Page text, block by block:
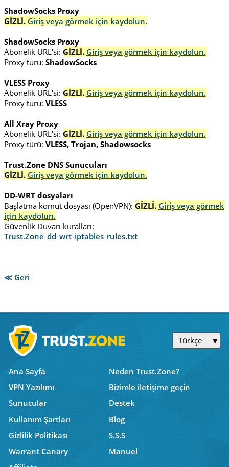
ShadowSocks Proxy
GİZLİ. Giriş veya görmek için kaydolun.
ShadowSocks Proxy
Abonelik URL'si: GİZLİ. Giriş veya görmek için kaydolun.
Proxy türü: ShadowSocks
VLESS Proxy
Abonelik URL'si: GİZLİ. Giriş veya görmek için kaydolun.
Proxy türü: VLESS
All Xray Proxy
Abonelik URL'si: GİZLİ. Giriş veya görmek için kaydolun.
Proxy türü: VLESS, Trojan, Shadowsocks
Trust.Zone DNS Sunucuları
GİZLİ. Giriş veya görmek için kaydolun.
DD-WRT dosyaları
Başlatma komut dosyası (OpenVPN): GİZLİ. Giriş veya görmek
için kaydolun.
Güvenlik Duvarı kuralları:
Trust.Zone_dd_wrt_iptables_rules.txt
≪ Geri
Türkçe
Ana Sayfa
Neden Trust.Zone?
VPN Yazılımı
Bizimle iletişime geçin
Sunucular
Destek
Kullanım Şartları
Blog
Gizlilik Politikası
S.S.S
Warrant Canary
Manuel